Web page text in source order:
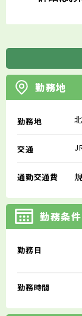
勤務地
勤務地
交通
通勤交通費
勤務条件
勤務日
勤務時間